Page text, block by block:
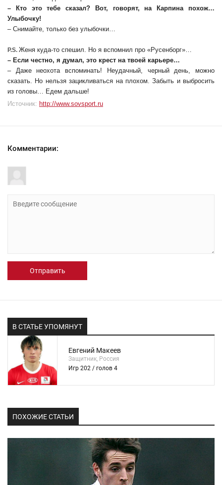
– Кто это тебе сказал? Вот, говорят, на Карпина похож…
Улыбочку!
– Снимайте, только без улыбочки…
P.S. Женя куда-то спешил. Но я вспомнил про «Русенборг»…
– Если честно, я думал, это крест на твоей карьере…
– Даже неохота вспоминать! Неудачный, черный день, можно
сказать. Но нельзя зацикливаться на плохом. Забыть и выбросить
из головы… Едем дальше!
Источник: http://www.sovsport.ru
Комментарии:
Отправить
В СТАТЬЕ УПОМЯНУТ
Евгений Макеев
Защитник, Россия
Игр 202 / голов 4
ПОХОЖИЕ СТАТЬИ